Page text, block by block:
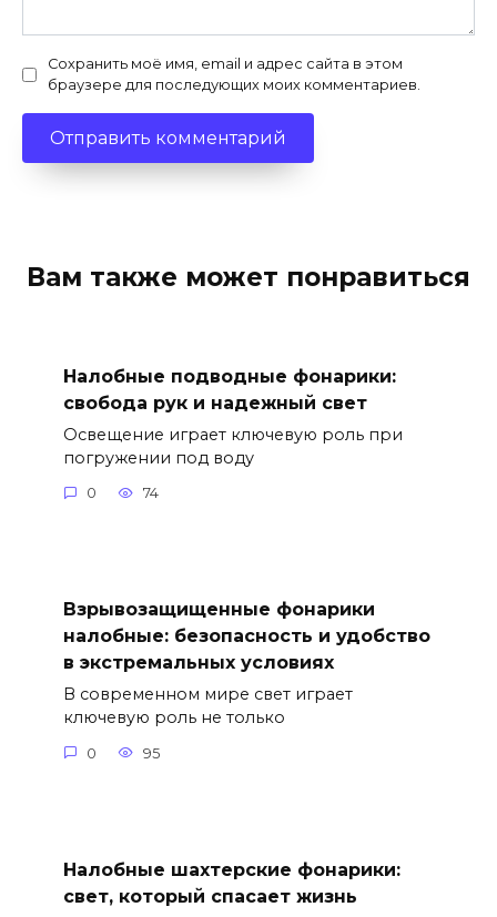
Сохранить моё имя, email и адрес сайта в этом
браузере для последующих моих комментариев.
Вам также может понравиться
Налобные подводные фонарики:
свобода рук и надежный свет
Освещение играет ключевую роль при
погружении под воду
0 74
Взрывозащищенные фонарики
налобные: безопасность и удобство
в экстремальных условиях
В современном мире свет играет
ключевую роль не только
0 95
Налобные шахтерские фонарики:
свет, который спасает жизнь